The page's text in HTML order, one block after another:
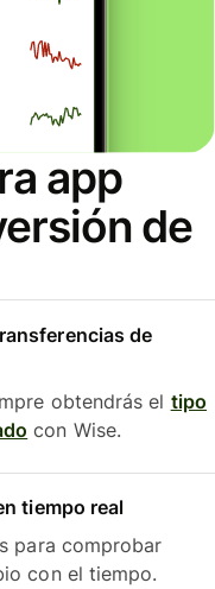
app
de
de
obtendrás el tipo
con Wise.
tiempo real
para comprobar
con el tiempo.